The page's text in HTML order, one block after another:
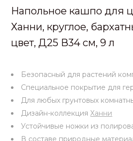
Напольное кашпо для
Ханни, круглое,
цвет, Д25 В34 см, 9 л
Безопасный для растений
Специальное покрытие для
Для любых грунтовых
Дизайн-коллекцияХанни
Устойчивые ножки из
В составе природные